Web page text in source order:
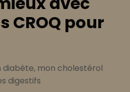
CROQ pour
mon cholestérol
digestifs